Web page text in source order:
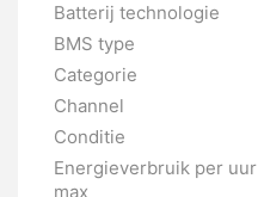
Batterij technologie
BMS type
Categorie
Channel
Conditie
Energieverbruik per uur
max